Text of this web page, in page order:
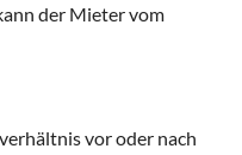
der Mieter vom
vor oder nach